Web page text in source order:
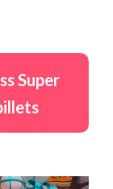
Super